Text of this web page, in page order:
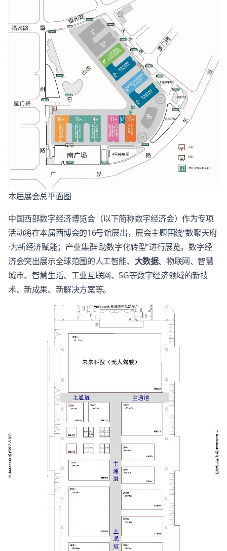
本届展会总平面图
中国西部数字经济博览会（以下简称数字经济会）作为专项
活动将在本届西博会的16号馆展出，展会主题围绕“数聚天府
·为新经济赋能；产业集群·助数字化转型”进行展览。数字经
济会突出展示全球范围的人工智能、 大数据、物联网、智慧
城市、智慧生活、工业互联网、5G等数字经济领域的新技
术、新成果、新解决方案等。